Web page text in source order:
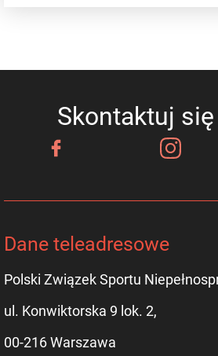
Skontaktuj
Dane teleadresowe
Polski Związek Sportu
ul. Konwiktorska 9 lok. 2,
00-216 Warszawa